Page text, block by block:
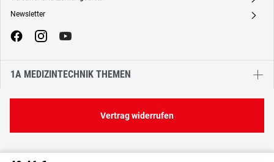
Newsletter A
1A MEDIZINTECHNIK THEMEN
Vertrag widerrufen